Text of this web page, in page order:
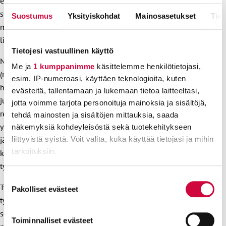
Suostumus Yksityiskohdat Mainosasetukset
Tietojesi vastuullinen käyttö
Me ja 1 kumppanimme käsittelemme henkilötietojasi,
esim. IP-numeroasi, käyttäen teknologioita, kuten
evästeitä, tallentamaan ja lukemaan tietoa laitteeltasi,
jotta voimme tarjota personoituja mainoksia ja sisältöjä,
tehdä mainosten ja sisältöjen mittauksia, saada
näkemyksiä kohdeyleisöstä sekä tuotekehitykseen
liittyvistä syistä. Voit valita, kuka käyttää tietojasi ja mihin
tarkoituksiin.
voit määrittää asetuksesi
. Voit muuttaa
valinta
Pakolliset evästeet
Toiminnalliset evästeet
syövät toimeentuloa. Nyt hallitus aikoo heikentää
määräaikaisten työsuhteiden solmimisen rajoitteita. Tämä
lisää epävarmuutta työmarkkinoilla.
Naisista suurempi osa työskentelee julkisella sektorilla
(naiset 38,6 % miehet 14,7 %). Kuntien ja
hyvinvointialueiden indeksijäädytykset heikentävät kiistatta
julkisen puolen toimintaedellytyksiä. Hinnat nousevat, mutta
resurssit jäävät vajaiksi. Jo nyt olemme saaneet lukea isoista
yt-neuvotteluista hyvinvointialueilla. Niiden talous näyttää
jäävän reilusti yli miljardi euroa alijäämäiseksi. Lisäksi
kunnat tekevät säästölistoja. Tämä vaikuttaa kiistatta
työntekijöiden asemaan.
Työnantajan tulisi kerran vuodessa selvittää henkilöstölle
työnantajan noudattama palkkausjärjestelmä ja sen
soveltaminen, muut palkan määräytymisen perusteet ja